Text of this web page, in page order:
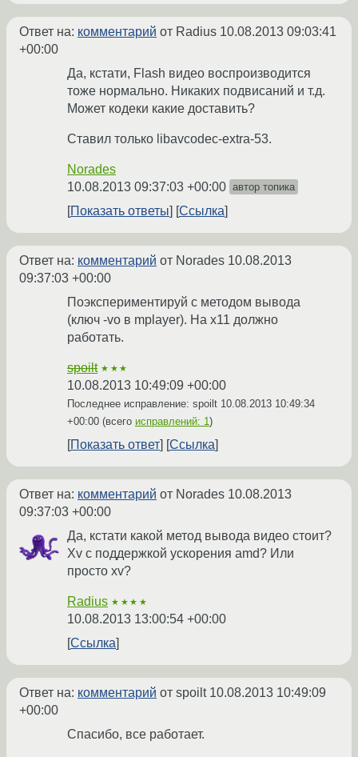
Ответ на: комментарий от Radius 10.08.2013 09:03:41
+00:00
Да, кстати, Flash видео воспроизводится
тоже нормально. Никаких подвисаний и т.д.
Может кодеки какие доставить?
Ставил только libavcodec-extra-53.
Norades
10.08.2013 09:37:03 +00:00 автор топика
Показать ответы Ссылка
Ответ на: комментарий от Norades 10.08.2013
09:37:03 +00:00
Поэкспериментируй с методом вывода
(ключ -vo в mplayer). На x11 должно
работать.
spoilt ★★★
10.08.2013 10:49:09 +00:00
Последнее исправление: spoilt 10.08.2013 10:49:34
+00:00 (всего исправлений: 1)
Показать ответ Ссылка
Ответ на: комментарий от Norades 10.08.2013
09:37:03 +00:00
Да, кстати какой метод вывода видео стоит?
Xv с поддержкой ускорения amd? Или
просто xv?
Radius ★★★★
10.08.2013 13:00:54 +00:00
Ссылка
Ответ на: комментарий от spoilt 10.08.2013 10:49:09
+00:00
Спасибо, все работает.